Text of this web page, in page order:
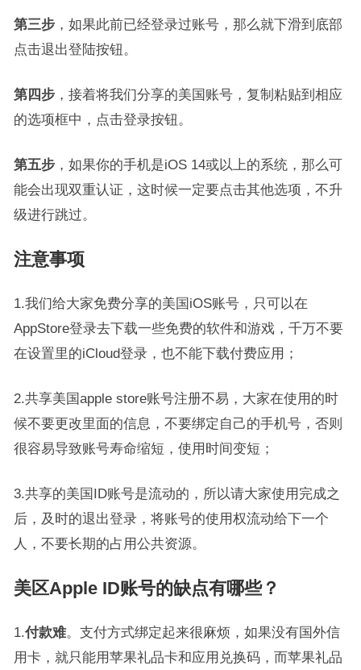
第三步，如果此前已经登录过账号，那么就下滑到底部
点击退出登陆按钮。
第四步，接着将我们分享的美国账号，复制粘贴到相应
的选项框中，点击登录按钮。
第五步，如果你的手机是iOS 14或以上的系统，那么可
能会出现双重认证，这时候一定要点击其他选项，不升
级进行跳过。
注意事项
1.我们给大家免费分享的美国iOS账号，只可以在
AppStore登录去下载一些免费的软件和游戏，千万不要
在设置里的iCloud登录，也不能下载付费应用；
2.共享美国apple store账号注册不易，大家在使用的时
候不要更改里面的信息，不要绑定自己的手机号，否则
很容易导致账号寿命缩短，使用时间变短；
3.共享的美国ID账号是流动的，所以请大家使用完成之
后，及时的退出登录，将账号的使用权流动给下一个
人，不要长期的占用公共资源。
美区Apple ID账号的缺点有哪些？
1.付款难。支付方式绑定起来很麻烦，如果没有国外信
用卡，就只能用苹果礼品卡和应用兑换码，而苹果礼品